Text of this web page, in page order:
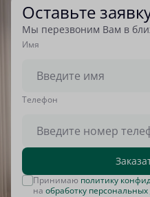
Оставьте
Мы перезвоним Вам в
Имя
Tелефон
Принимаю политику
на обработку